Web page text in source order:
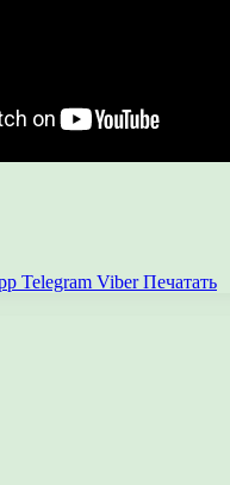
Telegram Viber Печатать